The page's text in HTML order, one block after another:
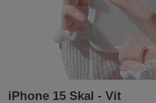
iPhone 15 Skal - Vit